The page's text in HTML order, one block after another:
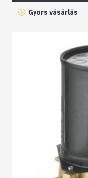
Gyors vásárlás